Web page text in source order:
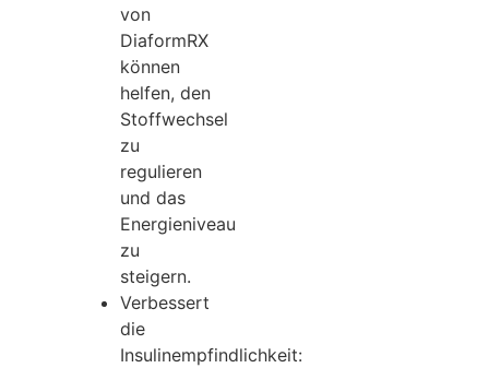
von
DiaformRX
können
helfen, den
Stoffwechsel
zu
regulieren
und das
Energieniveau
zu
steigern.
Verbessert
die
Insulinempfindlichkeit: